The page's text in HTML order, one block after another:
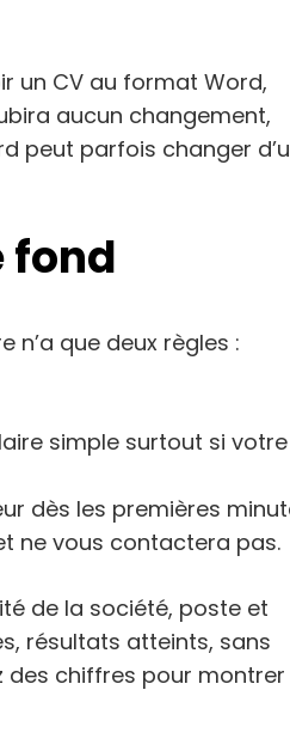
un CV au format Word,
aucun changement,
peut parfois changer
fond
n’a que deux règles :
simple surtout si votre
dès les premières
ne vous contactera pas.
de la société, poste et
résultats atteints, sans
des chiffres pour montrer